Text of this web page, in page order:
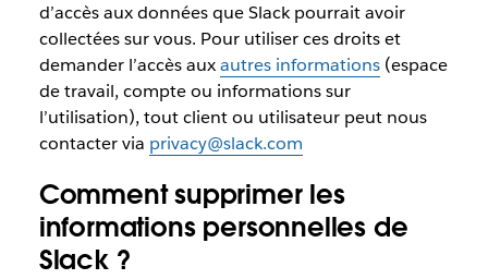
d’accès aux données que Slack pourrait avoir
collectées sur vous. Pour utiliser ces droits et
demander l’accès auxautres informations(espace
de travail, compte ou informations sur
l’utilisation), tout client ou utilisateur peut nous
contacter via privacy@slack.com
Comment supprimer les
informations personnelles de
Slack ?